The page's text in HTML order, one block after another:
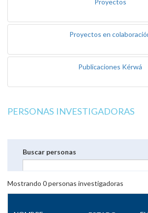
Proyectos
Proyectos en
Publicaciones Kérwá
PERSONAS INVESTIGADORAS
Buscar personas
Mostrando 0personas investigadoras